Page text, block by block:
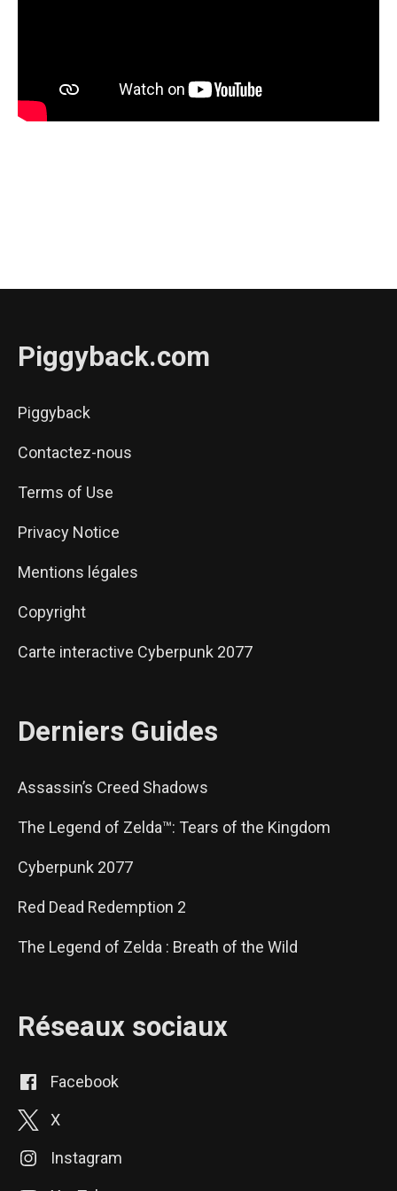
Piggyback.com
Piggyback
Contactez-nous
Terms of Use
Privacy Notice
Mentions légales
Copyright
Carte interactive Cyberpunk 2077
Derniers Guides
Assassin’s Creed Shadows
The Legend of Zelda™: Tears of the Kingdom
Cyberpunk 2077
Red Dead Redemption 2
The Legend of Zelda : Breath of the Wild
Réseaux sociaux
Facebook
X
Instagram